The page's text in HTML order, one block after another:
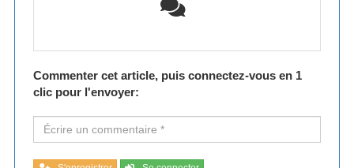
Commenter cet article, puis connectez-vous en 1
clic pour l'envoyer: